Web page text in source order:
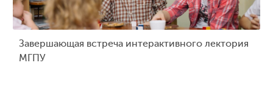
Завершающая встреча интерактивного лектория
МГПУ